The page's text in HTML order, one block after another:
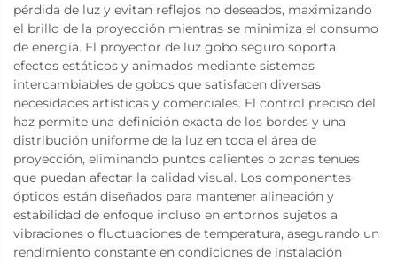
pérdida de luz y evitan reflejos no deseados, maximizando
el brillo de la proyección mientras se minimiza el consumo
de energía. El proyector de luz gobo seguro soporta
efectos estáticos y animados mediante sistemas
intercambiables de gobos que satisfacen diversas
necesidades artísticas y comerciales. El control preciso del
haz permite una definición exacta de los bordes y una
distribución uniforme de la luz en toda el área de
proyección, eliminando puntos calientes o zonas tenues
que puedan afectar la calidad visual. Los componentes
ópticos están diseñados para mantener alineación y
estabilidad de enfoque incluso en entornos sujetos a
vibraciones o fluctuaciones de temperatura, asegurando un
rendimiento constante en condiciones de instalación